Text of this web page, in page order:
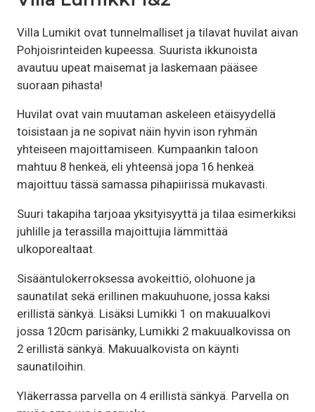
Villa Lumikit ovat tunnelmalliset ja tilavat huvilat aivan
Pohjoisrinteiden kupeessa. Suurista ikkunoista
avautuu upeat maisemat ja laskemaan pääsee
suoraan pihasta!
Huvilat ovat vain muutaman askeleen etäisyydellä
toisistaan ja ne sopivat näin hyvin ison ryhmän
yhteiseen majoittamiseen. Kumpaankin taloon
mahtuu 8 henkeä, eli yhteensä jopa 16 henkeä
majoittuu tässä samassa pihapiirissä mukavasti.
Suuri takapiha tarjoaa yksityisyyttä ja tilaa esimerkiksi
juhlille ja terassilla majoittujia lämmittää
ulkoporealtaat.
Sisääntulokerroksessa avokeittiö, olohuone ja
saunatilat sekä erillinen makuuhuone, jossa kaksi
erillistä sänkyä. Lisäksi Lumikki 1 on makuualkovi
jossa 120cm parisänky, Lumikki 2 makuualkovissa on
2 erillistä sänkyä. Makuualkovista on käynti
saunatiloihin.
Yläkerrassa parvella on 4 erillistä sänkyä. Parvella on